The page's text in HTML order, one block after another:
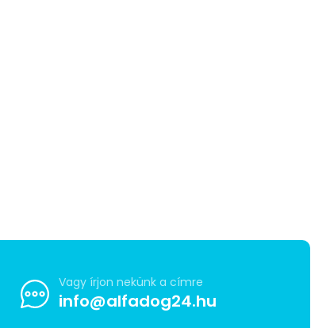
Vagy írjon nekünk a címre
info@alfadog24.hu